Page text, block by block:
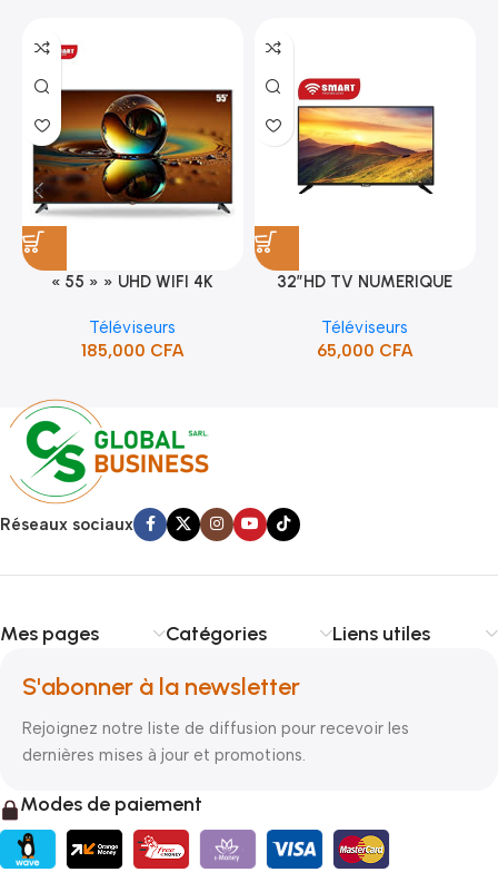
« 55 » » UHD WIFI 4K
Téléviseurs
185,000 CFA
32″HD TV NUMERIQUE
BORDURE/SUPPORT(STT-
5132A)
Téléviseurs
65,000 CFA
Réseaux sociaux
Mes pages Catégories Liens utiles
S'abonner à la newsletter
Rejoignez notre liste de diffusion pour recevoir les
dernières mises à jour et promotions.
Modes de paiement